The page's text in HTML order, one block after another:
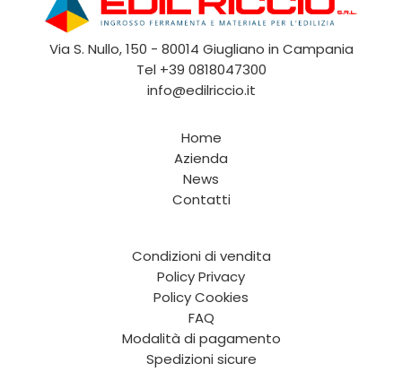
Via S. Nullo, 150 - 80014 Giugliano in Campania
Tel +39 0818047300
info@edilriccio.it
Home
Azienda
News
Contatti
Condizioni di vendita
Policy Privacy
Policy Cookies
FAQ
Modalità di pagamento
Spedizioni sicure